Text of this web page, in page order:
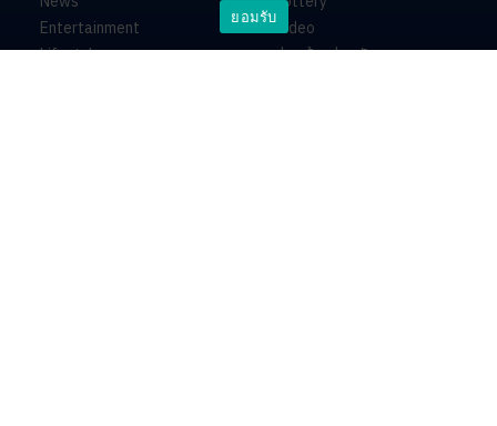
Entertainment
Lifestyle
Video
ร่วมด้วยช่วยกัน
ยอมรับ